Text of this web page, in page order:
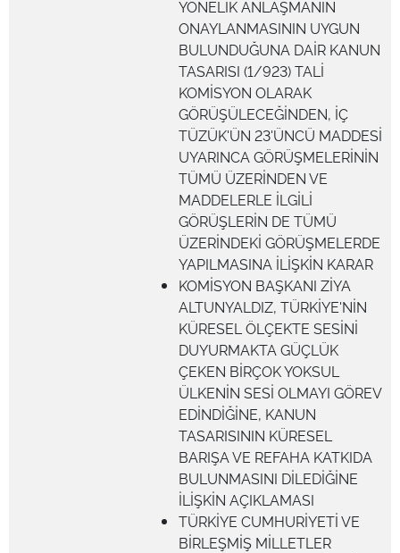
YÖNELİK ANLAŞMANIN
ONAYLANMASININ UYGUN
BULUNDUĞUNA DAİR KANUN
TASARISI (1/923) TALİ
KOMİSYON OLARAK
GÖRÜŞÜLECEĞİNDEN, İÇ
TÜZÜK'ÜN 23'ÜNCÜ MADDESİ
UYARINCA GÖRÜŞMELERİNİN
TÜMÜ ÜZERİNDEN VE
MADDELERLE İLGİLİ
GÖRÜŞLERİN DE TÜMÜ
ÜZERİNDEKİ GÖRÜŞMELERDE
YAPILMASINA İLİŞKİN KARAR
KOMİSYON BAŞKANI ZİYA
ALTUNYALDIZ, TÜRKİYE'NİN
KÜRESEL ÖLÇEKTE SESİNİ
DUYURMAKTA GÜÇLÜK
ÇEKEN BİRÇOK YOKSUL
ÜLKENİN SESİ OLMAYI GÖREV
EDİNDİĞİNE, KANUN
TASARISININ KÜRESEL
BARIŞA VE REFAHA KATKIDA
BULUNMASINI DİLEDİĞİNE
İLİŞKİN AÇIKLAMASI
TÜRKİYE CUMHURİYETİ VE
BİRLEŞMİŞ MİLLETLER